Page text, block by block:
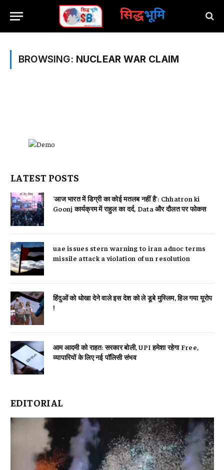
सिद्धभूमि
BROWSING: NUCLEAR WAR CLAIM
LATEST POSTS
‘आज भारत में डिग्री का कोई मतलब नहीं है’: Chhatron ki
Goonj कार्यक्रम में राहुल का दर्द, Data और दौलत पर फोकस
uae issues stern warning to iran adnoc terms
missile attack a violation of un resolution
हिंदुओं को धोखा देने वाले इस देश को ले डूबे मुस्लिम, हिल गया यूरोप
!
आम आदमी को राहत: सरकार बोली, UPI हमेशा रहेगा Free,
व्यापारियों के लिए नई पॉलिसी संभव
EDITORIAL